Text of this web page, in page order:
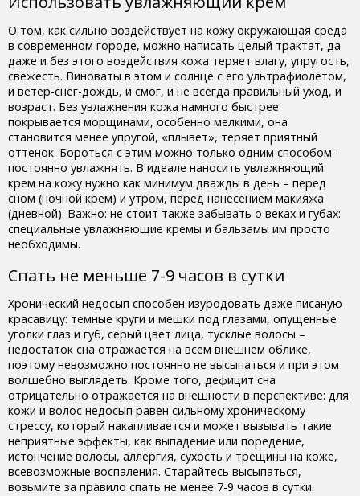
О том, как сильно воздействует на кожу окружающая среда
в современном городе, можно написать целый трактат, да
даже и без этого воздействия кожа теряет влагу, упругость,
свежесть. Виноваты в этом и солнце с его ультрафиолетом,
и ветер-снег-дождь, и смог, и не всегда правильный уход, и
возраст. Без увлажнения кожа намного быстрее
покрывается морщинами, особенно мелкими, она
становится менее упругой, «плывет», теряет приятный
оттенок. Бороться с этим можно только одним способом –
постоянно увлажнять. В идеале наносить увлажняющий
крем на кожу нужно как минимум дважды в день – перед
сном (ночной крем) и утром, перед нанесением макияжа
(дневной). Важно: не стоит также забывать о веках и губах:
специальные увлажняющие кремы и бальзамы им просто
необходимы.
Спать не меньше 7-9 часов в сутки
Хронический недосып способен изуродовать даже писаную
красавицу: темные круги и мешки под глазами, опущенные
уголки глаз и губ, серый цвет лица, тусклые волосы –
недостаток сна отражается на всем внешнем облике,
поэтому невозможно постоянно не высыпаться и при этом
волшебно выглядеть. Кроме того, дефицит сна
отрицательно отражается на внешности в перспективе: для
кожи и волос недосып равен сильному хроническому
стрессу, который накапливается и может вызывать такие
неприятные эффекты, как выпадение или поредение,
истончение волосы, аллергия, сухость и трещины на коже,
всевозможные воспаления. Старайтесь высыпаться,
возьмите за правило спать не менее 7-9 часов в сутки.